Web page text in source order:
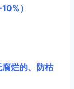
）
烂的、防枯